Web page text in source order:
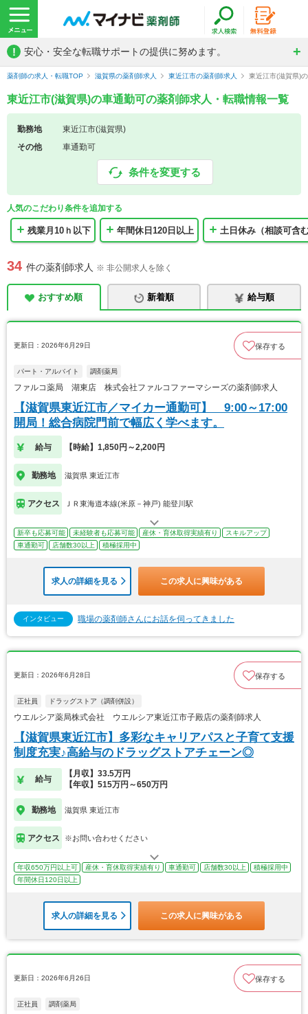
! 安心・安全な転職サポートの提供に努めます。
薬剤師の求人・転職TOP 滋賀県の薬剤師求人 東近江市の薬剤師求人 東近江市(滋賀県)
東近江市(滋賀県)の車通勤可の薬剤師求人・転職情報一覧
勤務地
東近江市(滋賀県)
その他
車通勤可
条件を変更する
人気のこだわり条件を追加する
残業月10ｈ以下 年間休日120日以上 土日休み（相談可含
34 件の薬剤師求人 ※ 非公開求人を除く
おすすめ順 新着順 給与順
更新日：2026年6月29日 保存する
パート・アルバイト 調剤薬局
ファルコ薬局 湖東店 株式会社ファルコファーマシーズの薬剤師求人
【滋賀県東近江市／マイカー通勤可】 9:00～17:00
開局！総合病院門前で幅広く学べます。
給与 【時給】1,850円～2,200円
勤務地 滋賀県 東近江市
アクセス ＪＲ東海道本線(米原－神戸) 能登川駅
新卒も応募可能 未経験者も応募可能 産休・育休取得実績有り
スキルアップ
車通勤可
店舗数30以上 積極採用中
求人の詳細を見る この求人に興味がある
インタビュー 職場の薬剤師さんにお話を伺ってきました
更新日：2026年6月28日 保存する
正社員 ドラッグストア（調剤併設）
ウエルシア薬局株式会社 ウエルシア東近江市子殿店の薬剤師求人
【滋賀県東近江市】多彩なキャリアパスと子育て支援
制度充実♪高給与のドラッグストアチェーン◎
給与
【月収】33.5万円
【年収】515万円～650万円
勤務地 滋賀県 東近江市
アクセス ※お問い合わせください
年収650万円以上可 産休・育休取得実績有り 車通勤可 店舗数30以上
積極採用中
年間休日120日以上
求人の詳細を見る この求人に興味がある
更新日：2026年6月26日 保存する
正社員 調剤薬局